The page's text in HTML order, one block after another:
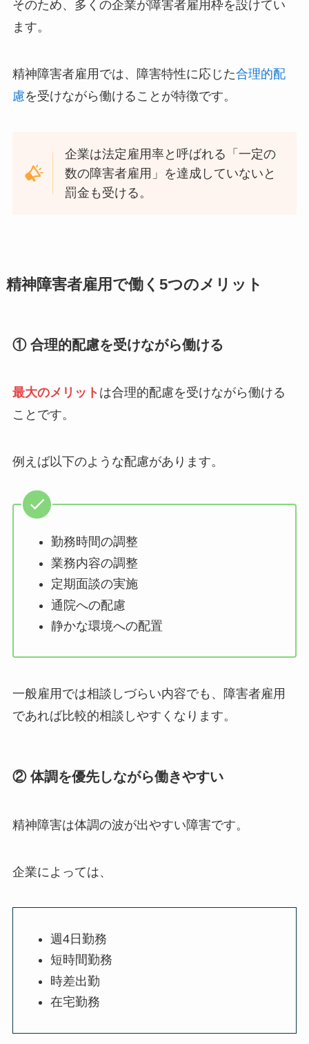
そのため、多くの企業が障害者雇用枠を設けてい
ます。
精神障害者雇用では、障害特性に応じた合理的配
慮を受けながら働けることが特徴です。
企業は法定雇用率と呼ばれる「一定の
数の障害者雇用」を達成していないと
罰金も受ける。
精神障害者雇用で働く5つのメリット
① 合理的配慮を受けながら働ける
最大のメリット は合理的配慮を受けながら働ける
ことです。
例えば以下のような配慮があります。
勤務時間の調整
業務内容の調整
定期面談の実施
通院への配慮
静かな環境への配置
一般雇用では相談しづらい内容でも、障害者雇用
であれば比較的相談しやすくなります。
② 体調を優先しながら働きやすい
精神障害は体調の波が出やすい障害です。
企業によっては、
週4日勤務
短時間勤務
時差出勤
在宅勤務